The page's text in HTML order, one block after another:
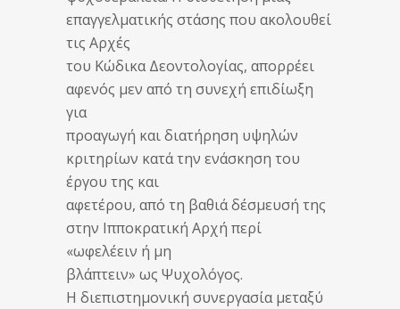
επαγγελματικής στάσης που ακολουθεί
τις Αρχές
του Κώδικα Δεοντολογίας, απορρέει
αφενός μεν από τη συνεχή επιδίωξη
για
προαγωγή και διατήρηση υψηλών
κριτηρίων κατά την ενάσκηση του
έργου της και
αφετέρου, από τη βαθιά δέσμευσή της
στην Ιπποκρατική Αρχή περί
«ωφελέειν ή μη
βλάπτειν» ως Ψυχολόγος.
Η διεπιστημονική συνεργασία μεταξύ